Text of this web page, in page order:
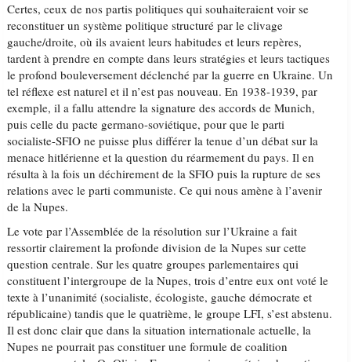
Certes, ceux de nos partis politiques qui souhaiteraient voir se
reconstituer un système politique structuré par le clivage
gauche/droite, où ils avaient leurs habitudes et leurs repères,
tardent à prendre en compte dans leurs stratégies et leurs tactiques
le profond bouleversement déclenché par la guerre en Ukraine. Un
tel réflexe est naturel et il n’est pas nouveau. En 1938-1939, par
exemple, il a fallu attendre la signature des accords de Munich,
puis celle du pacte germano-soviétique, pour que le parti
socialiste-SFIO ne puisse plus différer la tenue d’un débat sur la
menace hitlérienne et la question du réarmement du pays. Il en
résulta à la fois un déchirement de la SFIO puis la rupture de ses
relations avec le parti communiste. Ce qui nous amène à l’avenir
de la Nupes.
Le vote par l’Assemblée de la résolution sur l’Ukraine a fait
ressortir clairement la profonde division de la Nupes sur cette
question centrale. Sur les quatre groupes parlementaires qui
constituent l’intergroupe de la Nupes, trois d’entre eux ont voté le
texte à l’unanimité (socialiste, écologiste, gauche démocrate et
républicaine) tandis que le quatrième, le groupe LFI, s’est abstenu.
Il est donc clair que dans la situation internationale actuelle, la
Nupes ne pourrait pas constituer une formule de coalition